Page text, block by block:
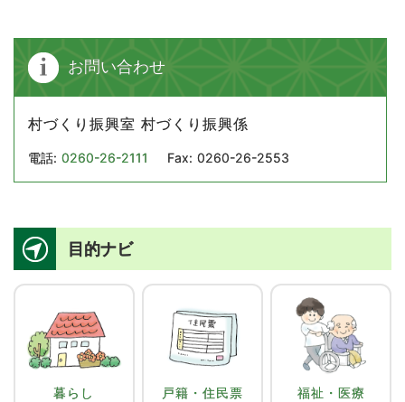
お問い合わせ
村づくり振興室 村づくり振興係
電話: 0260-26-2111 Fax: 0260-26-2553
目的ナビ
暮らし 戸籍・住民票 福祉・医療